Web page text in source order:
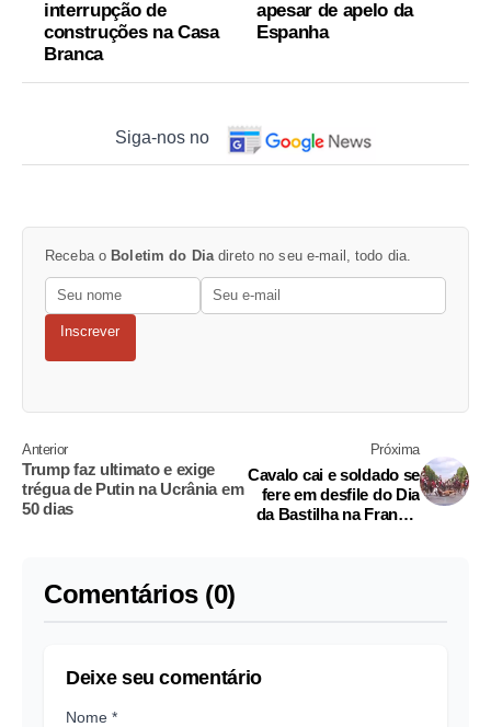
interrupção de
construções na Casa
Branca
apesar de apelo da
Espanha
Siga-nos no
Receba o Boletim do Diadireto no seu e-mail, todo dia.
Inscrever
Anterior
Trump faz ultimato e exige
trégua de Putin na Ucrânia em
50 dias
Próxima
Cavalo cai e soldado se
fere em desfile do Dia
da Bastilha na França;
Comentários (0)
Deixe seu comentário
Nome *